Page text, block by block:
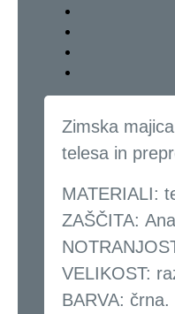
Zimska
telesa in
MATERIALI:
ZAŠČITA:
VELIKOST:
BARVA: črna.